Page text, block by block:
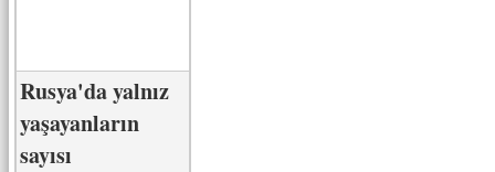
Rusya'da yalnız
yaşayanların
sayısı